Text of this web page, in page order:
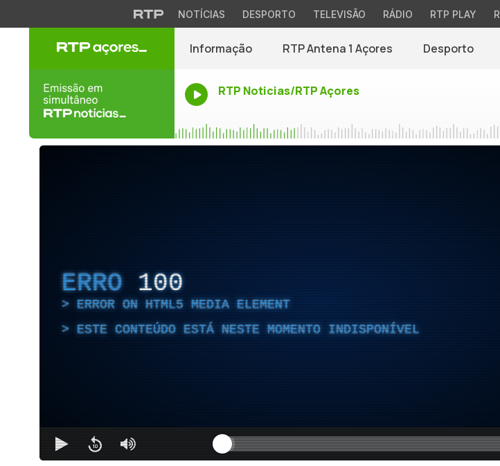
NOTÍCIAS DESPORTO TELEVISÃO RÁDIO RTP PLAY
Informação RTP Antena 1 Açores Desporto
RTP Noticias/RTP Açores
ERRO 100
ERROR ON HTML5 MEDIA ELEMENT
ESTE CONTEÚDO ESTÁ NESTE MOMENTO INDISPONÍVEL